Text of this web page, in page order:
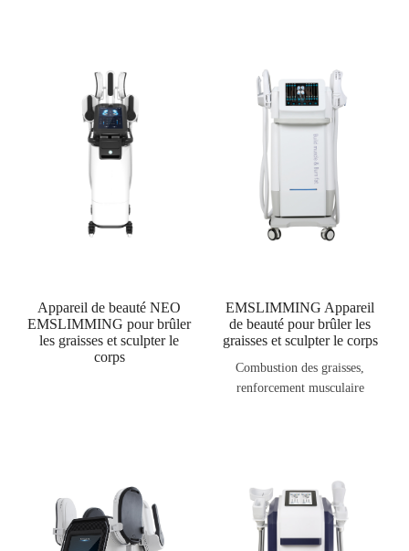
Appareil de beauté NEO
EMSLIMMING pour brûler
les graisses et sculpter le
corps
EMSLIMMING Appareil
de beauté pour brûler les
graisses et sculpter le corps
Combustion des graisses,
renforcement musculaire